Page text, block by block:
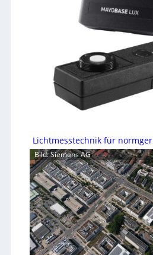
Lichtmesstechnik für
Bild: Siemens AG